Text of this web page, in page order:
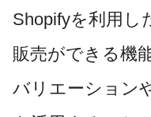
Shopifyを利用し
販売ができる機
バリエーション